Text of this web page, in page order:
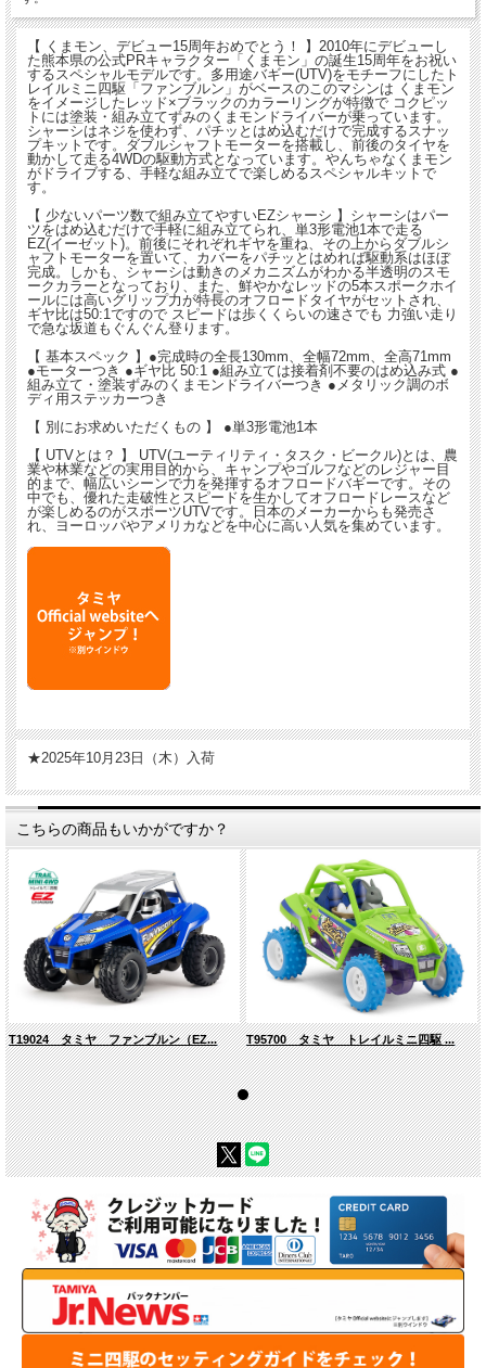
【 くまモン、デビュー15周年おめでとう！ 】2010年にデビューし
た熊本県の公式PRキャラクター「くまモン」の誕生15周年をお祝い
するスペシャルモデルです。多用途バギー(UTV)をモチーフにしたト
レイルミニ四駆「ファンブルン」がベースのこのマシンは くまモン
をイメージしたレッド×ブラックのカラーリングが特徴で コクピッ
トには塗装・組み立てずみのくまモンドライバーが乗っています。
シャーシはネジを使わず、パチッとはめ込むだけで完成するスナッ
プキットです。ダブルシャフトモーターを搭載し、前後のタイヤを
動かして走る4WDの駆動方式となっています。やんちゃなくまモン
がドライブする、手軽な組み立てで楽しめるスペシャルキットで
す。
【 少ないパーツ数で組み立てやすいEZシャーシ 】シャーシはパー
ツをはめ込むだけで手軽に組み立てられ、単3形電池1本で走る
EZ(イーゼット)。前後にそれぞれギヤを重ね、その上からダブルシ
ャフトモーターを置いて、カバーをパチッとはめれば駆動系はほぼ
完成。しかも、シャーシは動きのメカニズムがわかる半透明のスモ
ークカラーとなっており、また、鮮やかなレッドの5本スポークホイ
ールには高いグリップ力が特長のオフロードタイヤがセットされ、
ギヤ比は50:1ですので スピードは歩くくらいの速さでも 力強い走り
で急な坂道もぐんぐん登ります。
【 基本スペック 】●完成時の全長130mm、全幅72mm、全高71mm
●モーターつき ●ギヤ比 50:1 ●組み立ては接着剤不要のはめ込み式 ●
組み立て・塗装ずみのくまモンドライバーつき ●メタリック調のボ
ディ用ステッカーつき
【 別にお求めいただくもの 】 ●単3形電池1本
【 UTVとは？ 】 UTV(ユーティリティ・タスク・ビークル)とは、農
業や林業などの実用目的から、キャンプやゴルフなどのレジャー目
的まで、幅広いシーンで力を発揮するオフロードバギーです。その
中でも、優れた走破性とスピードを生かしてオフロードレースなど
が楽しめるのがスポーツUTVです。日本のメーカーからも発売さ
れ、ヨーロッパやアメリカなどを中心に高い人気を集めています。
★2025年10月23日（木）入荷
こちらの商品もいかがですか？
T19024 タミヤ ファンブルン（EZ... T95700 タミヤ トレイルミニ四駆 ...